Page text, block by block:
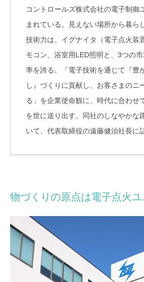
コントロールズ株式会社の電子制御
まれている。見えない場所から暮ら
技術力は、イグナイタ（電子点火装
モコン、浴室用LED照明と、3つの
率を誇る。「電子技術を通じて『豊
し』づくりに貢献し、お客さまのニ
る」を企業使命観に、時代に合わせ
を世に送り出す。同社のしなやかな
いて、代表取締役の遠藤健治社長に
物づくりの原点は電子点火ユ